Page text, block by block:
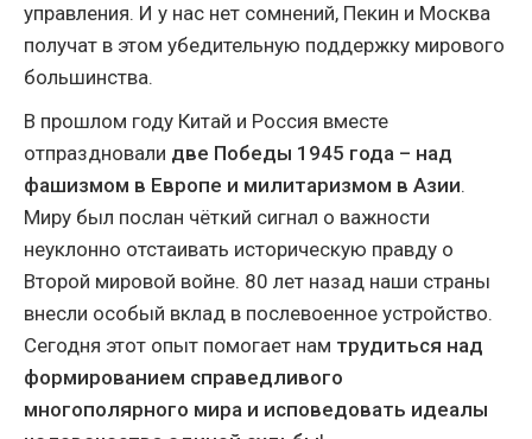
управления. И у нас нет сомнений, Пекин и Москва
получат в этом убедительную поддержку мирового
большинства.
В прошлом году Китай и Россия вместе
отпраздновали две Победы 1945 года – над
фашизмом в Европе и милитаризмом в Азии.
Миру был послан чёткий сигнал о важности
неуклонно отстаивать историческую правду о
Второй мировой войне. 80 лет назад наши страны
внесли особый вклад в послевоенное устройство.
Сегодня этот опыт помогает нам трудиться над
формированием справедливого
многополярного мира и исповедовать идеалы